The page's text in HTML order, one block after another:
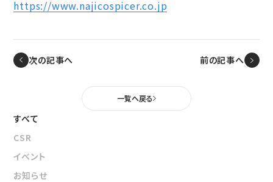
拠点・グループ会社
ディーゼル車両用部品
設備関連機器・装置
インダストリアルマシナリ事業
ユニバーサルジョイント
CSR
(モビリティソリューション事業)
(インダストリアルマシナリ事業)
その他
キャリア採用に関して
ニュース
サイトマップ
個人情報の取扱いについて
https://www.najicospicer.co.jp
次の記事へ 前の記事へ
一覧へ戻る
すべて
CSR
イベント
お知らせ